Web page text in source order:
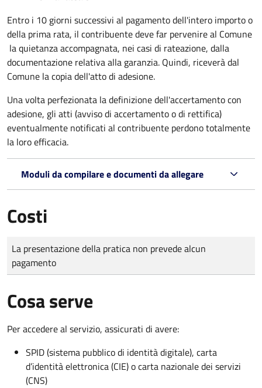
Entro i 10 giorni successivi al pagamento dell'intero importo o
della prima rata, il contribuente deve far pervenire al Comune
la quietanza accompagnata, nei casi di rateazione, dalla
documentazione relativa alla garanzia. Quindi, riceverà dal
Comune la copia dell'atto di adesione.
Una volta perfezionata la definizione dell'accertamento con
adesione, gli atti (avviso di accertamento o di rettifica)
eventualmente notificati al contribuente perdono totalmente
la loro efficacia.
Moduli da compilare e documenti da allegare
Costi
Tipo di pagamento
Importo
La presentazione della pratica non prevede alcun
pagamento
Cosa serve
Per accedere al servizio, assicurati di avere:
SPID (sistema pubblico di identità digitale), carta
d’identità elettronica (CIE) o carta nazionale dei servizi
(CNS)